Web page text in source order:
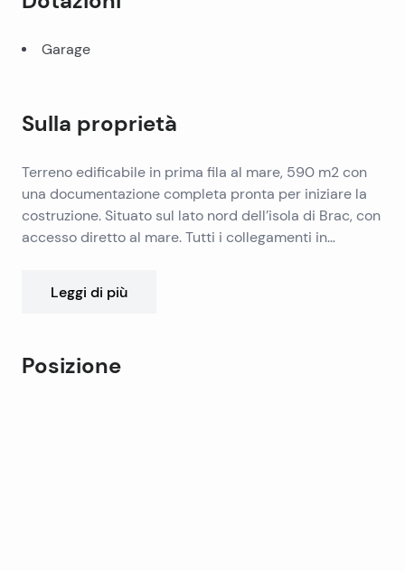
Garage
Sulla proprietà
Terreno edificabile in prima fila al mare, 590 m2 con
una documentazione completa pronta per iniziare la
costruzione. Situato sul lato nord dell’isola di Brac, con
accesso diretto al mare. Tutti i collegamenti in
costruzione di ville di lusso con piscina superficie
Leggi di più
Posizione